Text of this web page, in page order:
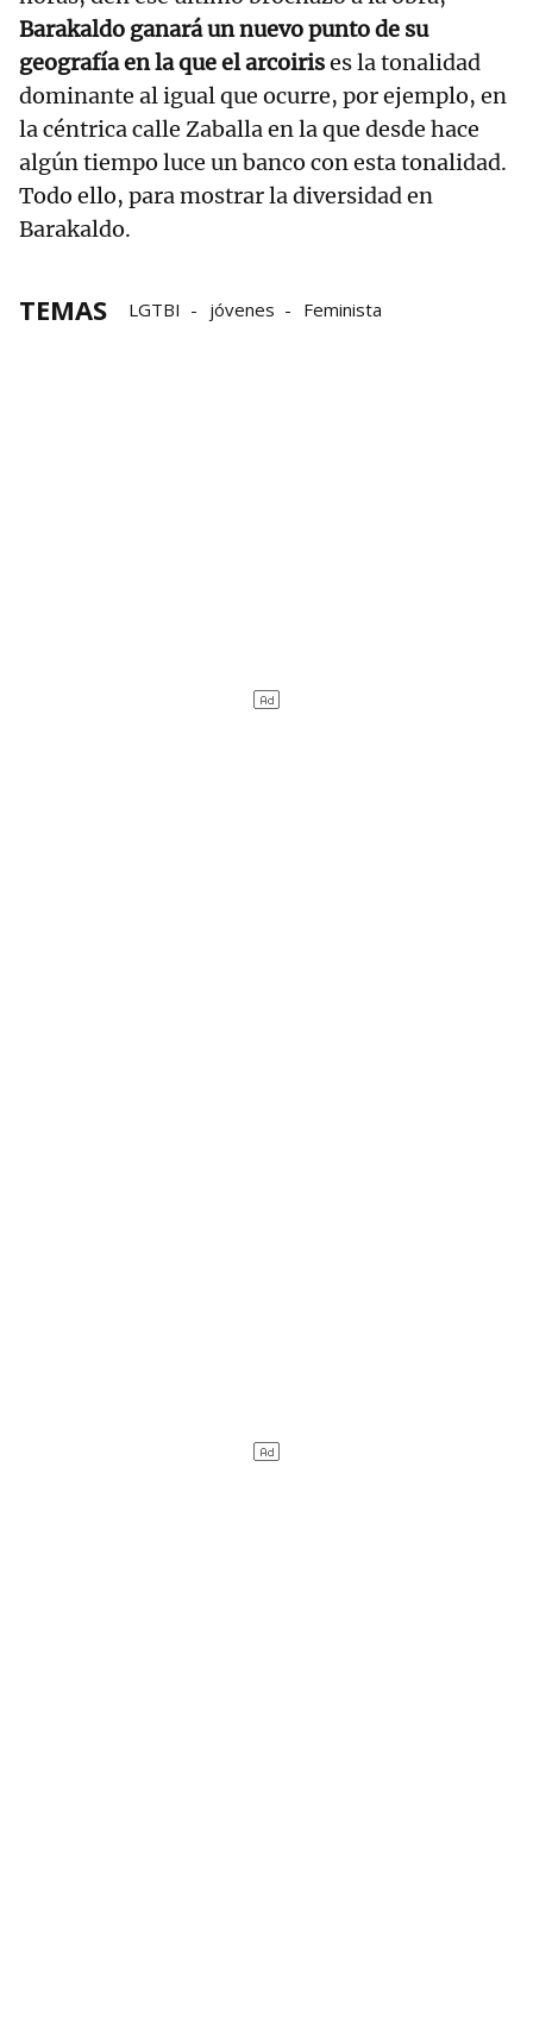
Barakaldo ganará un nuevo punto de su
geografía en la que el arcoirises la tonalidad
dominante al igual que ocurre, por ejemplo, en
la céntrica calle Zaballa en la que desde hace
algún tiempo luce un banco con esta tonalidad.
Todo ello, para mostrar la diversidad en
Barakaldo.
TEMAS LGTBI jóvenes Feminista